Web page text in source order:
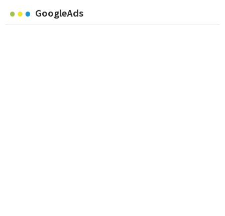
GoogleAds